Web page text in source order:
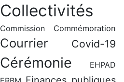
Collectivités
Commission Commémoration
Courrier Covid-19
Cérémonie
EHPAD